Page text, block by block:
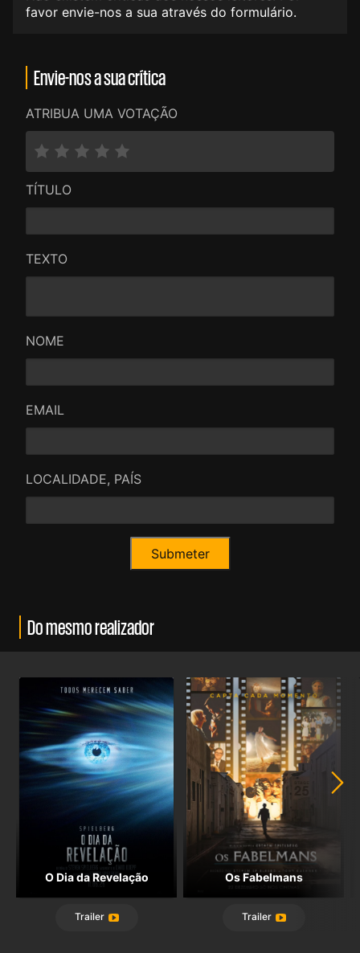
favor envie-nos a sua através do formulário.
Envie-nos a sua crítica
ATRIBUA UMA VOTAÇÃO
TÍTULO
TEXTO
NOME
EMAIL
LOCALIDADE, PAÍS
Do mesmo realizador
O Dia da Revelação
Trailer
Os Fabelmans
Trailer